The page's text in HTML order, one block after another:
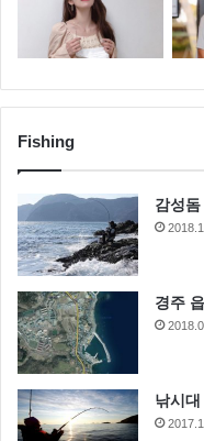
Fishing
감성
경주
낚시